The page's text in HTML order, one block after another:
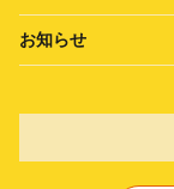
お知らせ